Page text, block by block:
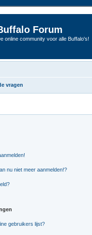
Forum
online community voor alle Buffalo's!
vragen
nu niet meer aanmelden!?
gebruikers lijst?